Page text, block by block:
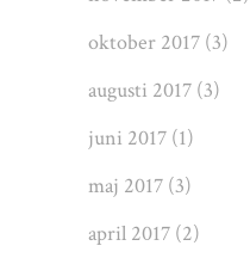
oktober 2017 (3)
augusti 2017 (3)
juni 2017 (1)
maj 2017 (3)
april 2017 (2)